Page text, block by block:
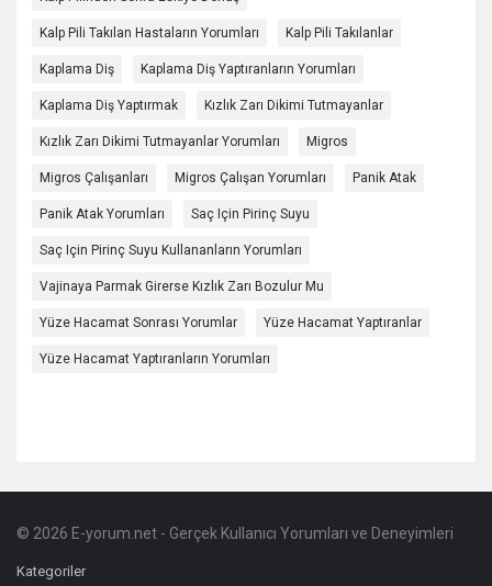
Kalp Pili Takılan Hastaların Yorumları Kalp Pili Takılanlar
Kaplama Diş Kaplama Diş Yaptıranların Yorumları
Kaplama Diş Yaptırmak Kızlık Zarı Dikimi Tutmayanlar
Kızlık Zarı Dikimi Tutmayanlar Yorumları Migros
Migros Çalışanları Migros Çalışan Yorumları Panik Atak
Panik Atak Yorumları Saç Için Pirinç Suyu
Saç Için Pirinç Suyu Kullananların Yorumları
Vajinaya Parmak Girerse Kızlık Zarı Bozulur Mu
Yüze Hacamat Sonrası Yorumlar Yüze Hacamat Yaptıranlar
Yüze Hacamat Yaptıranların Yorumları
Footer
Hakkında
© 2026 E-yorum.net - Gerçek Kullanıcı Yorumları ve Deneyimleri
Kategoriler